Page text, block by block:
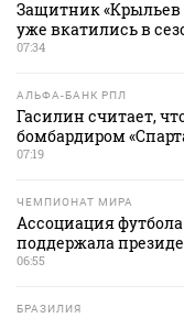
Защитник
уже вкатились в
07:34
АЛЬФА-БАНК РПЛ
Гасилин считает,
бомбардиром
07:19
ЧЕМПИОНАТ МИРА
Ассоциация
поддержала
06:55
БРАЗИЛИЯ